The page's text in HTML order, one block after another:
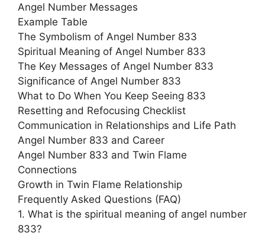
Angel Number Messages
Example Table
The Symbolism of Angel Number 833
Spiritual Meaning of Angel Number 833
The Key Messages of Angel Number 833
Significance of Angel Number 833
What to Do When You Keep Seeing 833
Resetting and Refocusing Checklist
Communication in Relationships and Life Path
Angel Number 833 and Career
Angel Number 833 and Twin Flame
Connections
Growth in Twin Flame Relationship
Frequently Asked Questions (FAQ)
1. What is the spiritual meaning of angel number
833?